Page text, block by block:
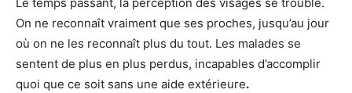
Le temps passant, la perception des visages se trouble.
On ne reconnaît vraiment que ses proches, jusqu’au jour
où on ne les reconnaît plus du tout. Les malades se
sentent de plus en plus perdus, incapables d’accomplir
quoi que ce soit sans une aide extérieure.